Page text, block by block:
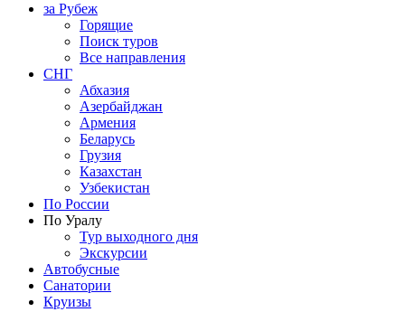
за Рубеж
Горящие
Поиск туров
Все направления
СНГ
Абхазия
Азербайджан
Армения
Беларусь
Грузия
Казахстан
Узбекистан
По России
По Уралу
Тур выходного дня
Экскурсии
Автобусные
Санатории
Круизы